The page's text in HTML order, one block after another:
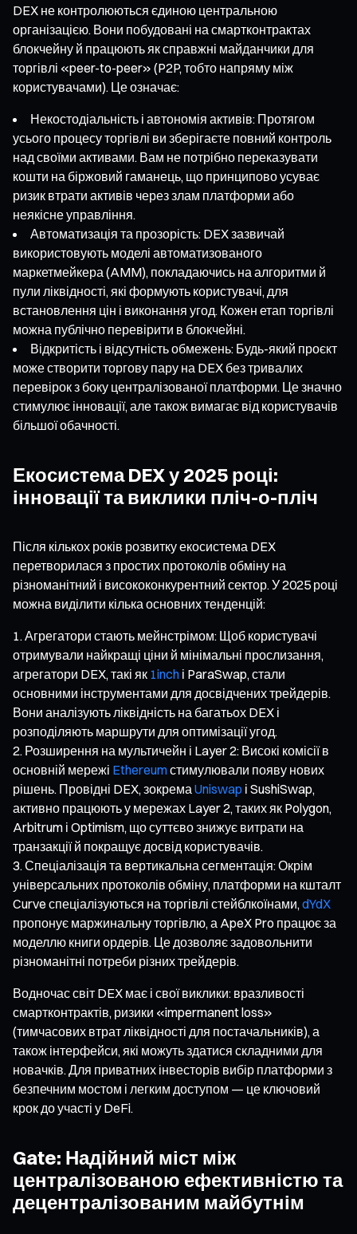
DEX не контролюються єдиною центральною
організацією. Вони побудовані на смартконтрактах
блокчейну й працюють як справжні майданчики для
торгівлі «peer-to-peer» (P2P, тобто напряму між
користувачами). Це означає:
Некостодіальність і автономія активів: Протягом
усього процесу торгівлі ви зберігаєте повний контроль
над своїми активами. Вам не потрібно переказувати
кошти на біржовий гаманець, що принципово усуває
ризик втрати активів через злам платформи або
неякісне управління.
Автоматизація та прозорість: DEX зазвичай
використовують моделі автоматизованого
маркетмейкера (AMM), покладаючись на алгоритми й
пули ліквідності, які формують користувачі, для
встановлення цін і виконання угод. Кожен етап торгівлі
можна публічно перевірити в блокчейні.
Відкритість і відсутність обмежень: Будь-який проєкт
може створити торгову пару на DEX без тривалих
перевірок з боку централізованої платформи. Це значно
стимулює інновації, але також вимагає від користувачів
більшої обачності.
Екосистема DEX у 2025 році:
інновації та виклики пліч-о-пліч
Після кількох років розвитку екосистема DEX
перетворилася з простих протоколів обміну на
різноманітний і висококонкурентний сектор. У 2025 році
можна виділити кілька основних тенденцій:
Агрегатори стають мейнстрімом: Щоб користувачі
отримували найкращі ціни й мінімальні прослизання,
агрегатори DEX, такі як 1inch і ParaSwap, стали
основними інструментами для досвідчених трейдерів.
Вони аналізують ліквідність на багатьох DEX і
розподіляють маршрути для оптимізації угод.
Розширення на мультичейн і Layer 2: Високі комісії в
основній мережі Ethereumстимулювали появу нових
рішень. Провідні DEX, зокрема Uniswap і SushiSwap,
активно працюють у мережах Layer 2, таких як Polygon,
Arbitrum і Optimism, що суттєво знижує витрати на
транзакції й покращує досвід користувачів.
Спеціалізація та вертикальна сегментація: Окрім
універсальних протоколів обміну, платформи на кшталт
Curve спеціалізуються на торгівлі стейблкоїнами, dYdX
пропонує маржинальну торгівлю, а ApeX Pro працює за
моделлю книги ордерів. Це дозволяє задовольнити
різноманітні потреби різних трейдерів.
Водночас світ DEX має і свої виклики: вразливості
смартконтрактів, ризики «impermanent loss»
(тимчасових втрат ліквідності для постачальників), а
також інтерфейси, які можуть здатися складними для
новачків. Для приватних інвесторів вибір платформи з
безпечним мостом і легким доступом — це ключовий
крок до участі у DeFi.
Gate: Надійний міст між
централізованою ефективністю та
децентралізованим майбутнім